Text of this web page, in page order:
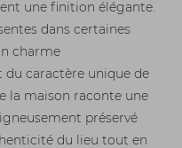
une finition élégante.
dans certaines
charme
caractère unique de
la maison raconte une
préservé
du lieu tout en